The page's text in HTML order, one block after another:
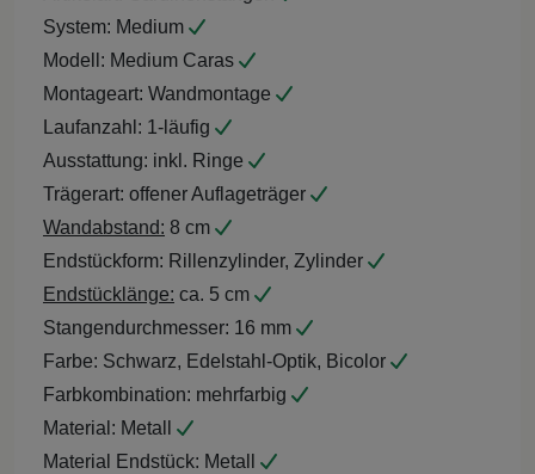
System: Medium
Modell: Medium Caras
Montageart: Wandmontage
Laufanzahl: 1-läufig
Ausstattung: inkl. Ringe
Trägerart: offener Auflageträger
Wandabstand: 8 cm
Endstückform: Rillenzylinder, Zylinder
Endstücklänge: ca. 5 cm
Stangendurchmesser: 16 mm
Farbe: Schwarz, Edelstahl-Optik, Bicolor
Farbkombination: mehrfarbig
Material: Metall
Material Endstück: Metall